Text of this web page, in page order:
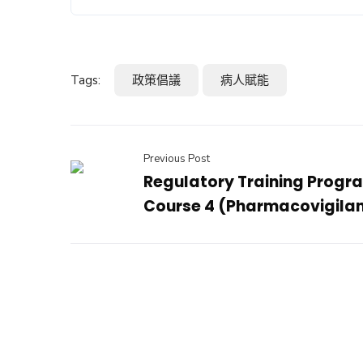
Tags: 政策倡議 病人賦能
Previous Post
Regulatory Training
Course 4